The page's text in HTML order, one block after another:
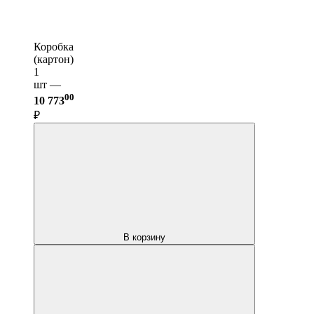
Коробка
(картон)
1
шт —
10 77300
₽
В корзину